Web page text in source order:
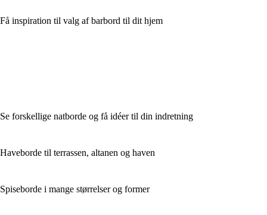
Få inspiration til valg af barbord til dit hjem
Se forskellige natborde og få idéer til din indretning
Haveborde til terrassen, altanen og haven
Spiseborde i mange størrelser og former